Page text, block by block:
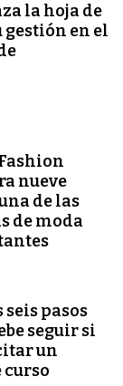
la hoja de
gestión en el
nueve
de las
de moda
seis pasos
seguir si
un
curso